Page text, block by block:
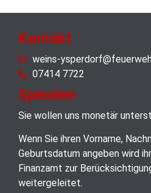
Kontakt
weins-
07414 7722
Spenden
Sie wollen uns monetär
Wenn Sie ihren Vorname,
Geburtsdatum angeben wird
Finanzamt zur
weitergeleitet.